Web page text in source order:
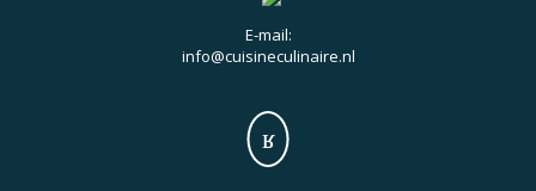
E-mail:
info@cuisineculinaire.nl